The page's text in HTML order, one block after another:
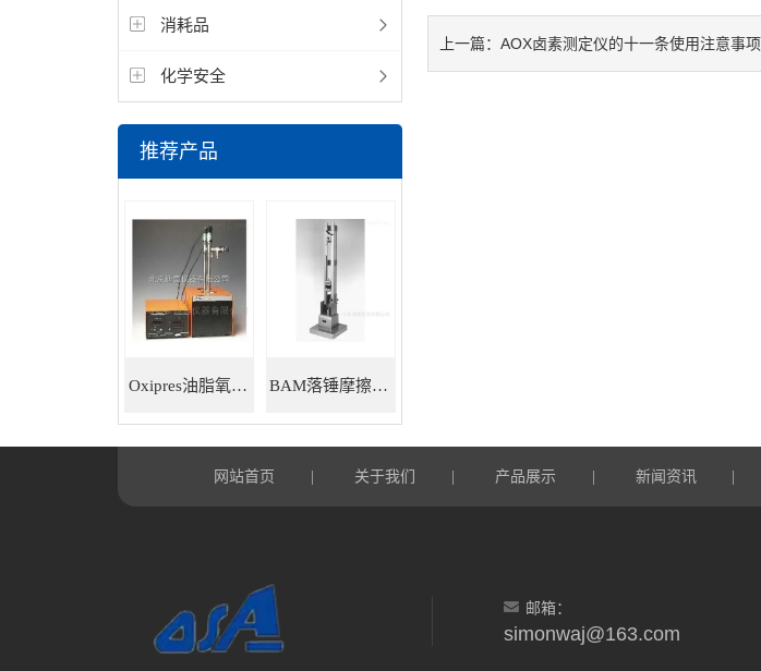
消耗品
化学安全
推荐产品
Oxipres油脂氧化稳定性仪 BAM落锤摩擦感度仪
上一篇： AOX卤素测定仪的十一条使用注意事项
网站首页 关于我们 产品展示 新闻资讯
邮箱：
simonwaj@163.com